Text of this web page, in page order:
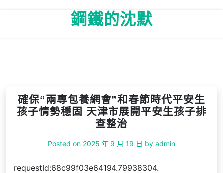
鋼鐵的沈默
確保“兩專包養網會”和春節時代平安生
孩子情勢穩固 天津市展開平安生孩子排
查整治
Posted on 2025 年 9 月 19 日 by admin
requestId:68c99f03e64194.79938304.